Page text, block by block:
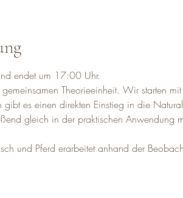
endet um 17:00 Uhr.
Theorieeinheit. Wir starten
es einen direkten Einstieg in die
gleich in der praktischen Anwendung
und Pferd erarbeitet anhand der